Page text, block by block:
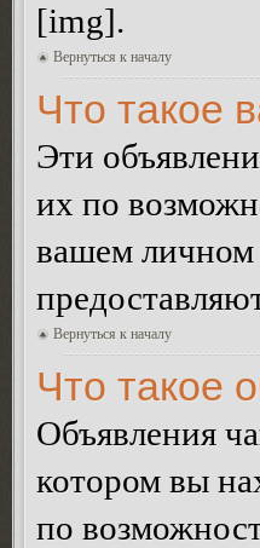
[img].
Вернуться к началу
Что такое
Эти
их по
вашем личном
Вернуться к началу
Что такое
Объявления
котором вы
по